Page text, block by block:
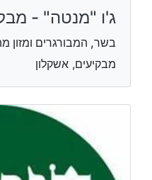
ג'ו "מנטה" -
בשר, המבורגרים ומזון
מבקיעים, אשקלון